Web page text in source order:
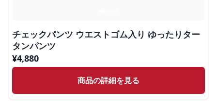
チェックパンツ ウエストゴム入り ゆったりター
タンパンツ
¥4,880
商品の詳細を見る